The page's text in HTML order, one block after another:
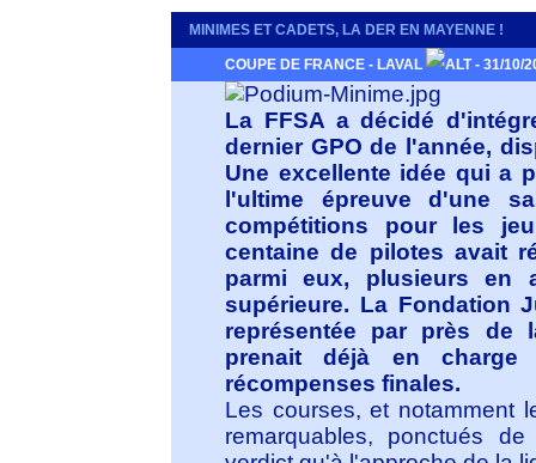
MINIMES ET CADETS, LA DER EN MAYENNE !
COUPE DE FRANCE - LAVAL - 31/10/
La FFSA a décidé
dernier GPO de l'année,
Une excellente idée qui a
l'ultime épreuve d'une
compétitions pour les
centaine de pilotes avait
parmi eux, plusieurs en
supérieure. La Fondation
représentée par près de
prenait déjà en
récompenses finales.
Les courses, et notamment
remarquables, ponctués